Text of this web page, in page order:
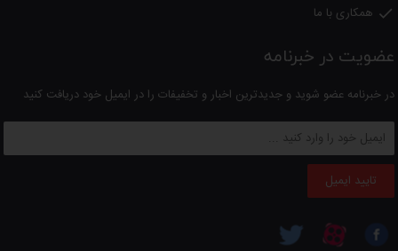
 همکاری با ما
عضویت در خبرنامه
در خبرنامه عضو شوید و جدیدترین اخبار و تخفیفات را در ایمیل خود دریافت کنید
تایید ایمیل